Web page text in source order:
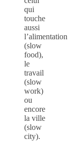
qui
touche
aussi
l’alimentation
(slow
food),
le
travail
(slow
work)
ou
encore
la ville
(slow
city).